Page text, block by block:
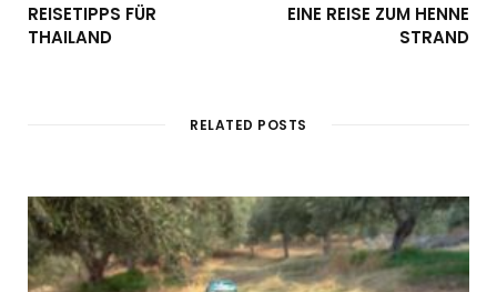
REISETIPPS FÜR
THAILAND
EINE REISE ZUM HENNE
STRAND
RELATED POSTS